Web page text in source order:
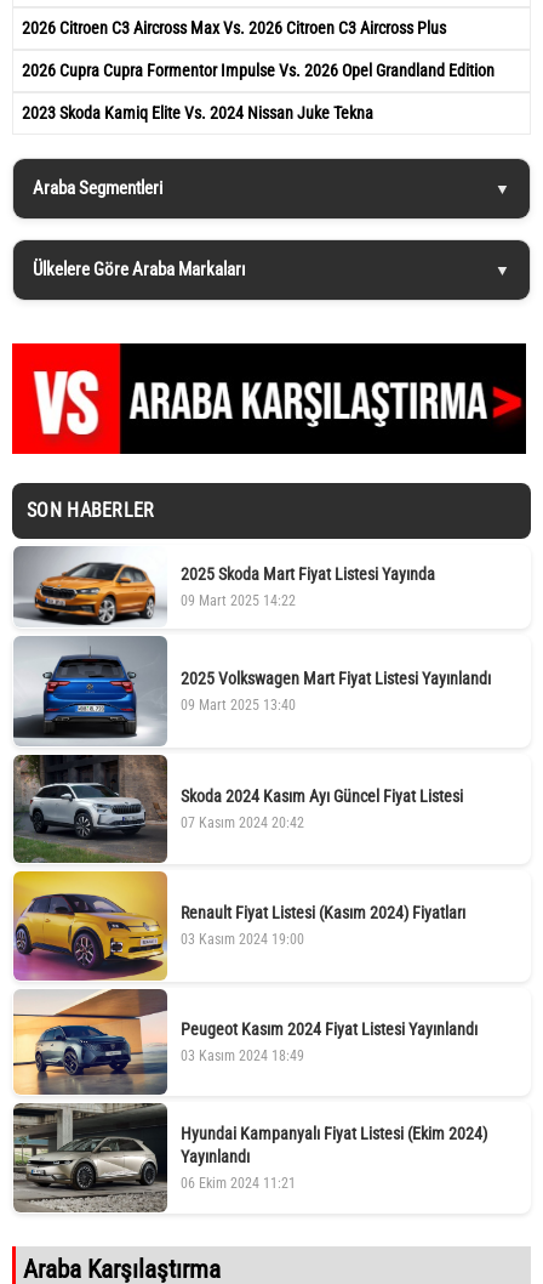
2026 Citroen C3 Aircross Max Vs. 2026 Citroen C3 Aircross Plus
2026 Cupra Cupra Formentor Impulse Vs. 2026 Opel Grandland Edition
2023 Skoda Kamiq Elite Vs. 2024 Nissan Juke Tekna
Araba Segmentleri
Ülkelere Göre Araba Markaları
SON HABERLER
2025 Skoda Mart Fiyat Listesi Yayında
09 Mart 2025 14:22
2025 Volkswagen Mart Fiyat Listesi Yayınlandı
09 Mart 2025 13:40
Skoda 2024 Kasım Ayı Güncel Fiyat Listesi
07 Kasım 2024 20:42
Renault Fiyat Listesi (Kasım 2024) Fiyatları
03 Kasım 2024 19:00
Peugeot Kasım 2024 Fiyat Listesi Yayınlandı
03 Kasım 2024 18:49
Hyundai Kampanyalı Fiyat Listesi (Ekim 2024)
Yayınlandı
06 Ekim 2024 11:21
Araba Karşılaştırma